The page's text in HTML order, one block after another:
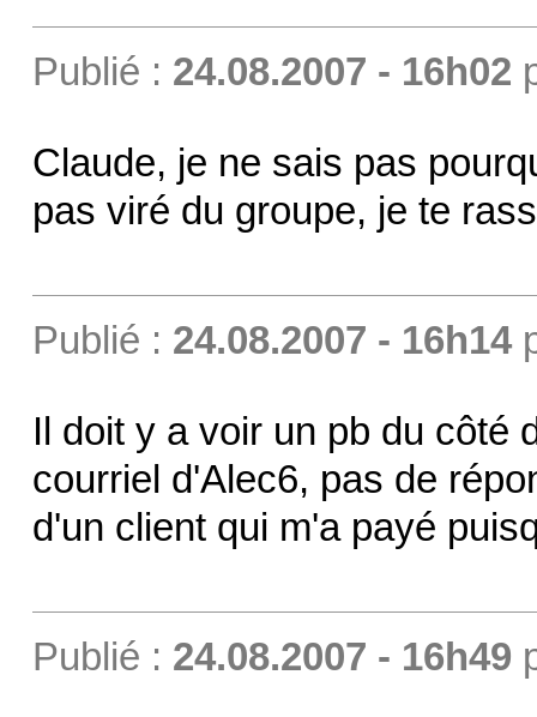
Publié : 24.08.2007 - 16h02
Claude, je ne sais pas
pas viré du groupe, je te
Publié : 24.08.2007 - 16h14
Il doit y a voir un pb du côté
courriel d'Alec6, pas de
d'un client qui m'a payé
Publié : 24.08.2007 - 16h49